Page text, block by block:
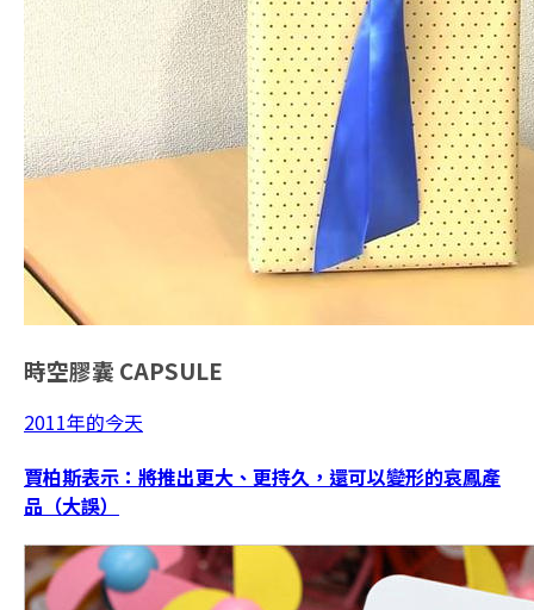
時空膠囊 CAPSULE
2011年的今天
賈柏斯表示：將推出更大、更持久，還可以變形的哀鳳產
品（大誤）